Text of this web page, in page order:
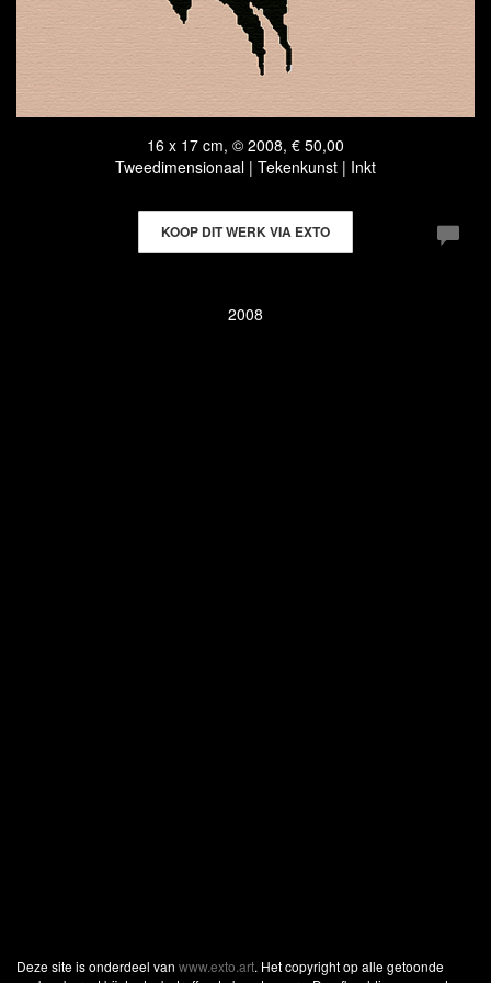
16 x 17 cm, © 2008, € 50,00
Tweedimensionaal | Tekenkunst | Inkt
KOOP DIT WERK VIA EXTO
2008
Deze site is onderdeel van www.exto.art. Het copyright op alle getoonde